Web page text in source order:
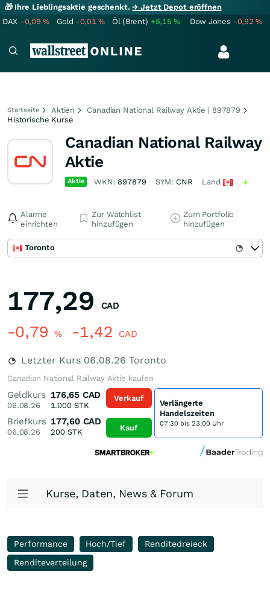
🎁 Ihre Lieblingsaktie geschenkt.→ Jetzt Depot eröffnen
DAX -0,09% Gold -0,01% Öl (Brent) +5,15% Dow Jones -0,92%
Startseite Aktien
Canadian National Railway Aktie | 897879
Historische Kurse
Canadian National Railway
Aktie
Aktie WKN: 897879 SYM: CNR Land
Alarme
einrichten
Zur Watchlist
hinzufügen
Zum Portfolio
hinzufügen
Toronto
177,29 CAD
-0,79 % -1,42 CAD
Letzter Kurs 06.08.26 Toronto
Canadian National Railway Aktie kaufen
Geldkurs
06.08.26
176,65 CAD
1.000STK
Briefkurs
06.08.26
177,60 CAD
200STK
Verkauf
Kauf
Verlängerte
Handelszeiten
07:30 bis 23:00 Uhr
Kurse, Daten, News & Forum
Performance Hoch/Tief
Renditedreieck
Renditeverteilung